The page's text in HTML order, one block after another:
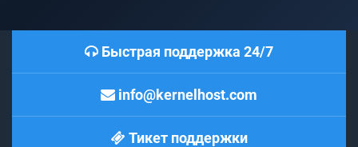
Быстрая поддержка 24/7
info@kernelhost.com
Тикет поддержки